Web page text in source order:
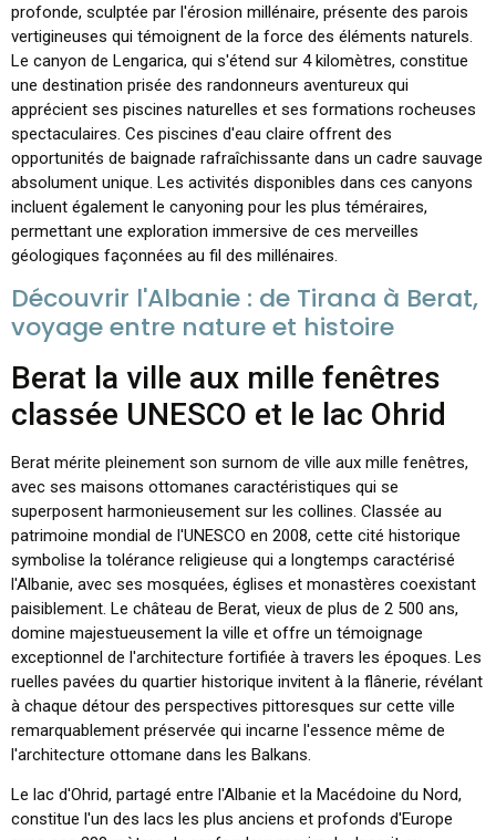
profonde, sculptée par l'érosion millénaire, présente des parois
vertigineuses qui témoignent de la force des éléments naturels.
Le canyon de Lengarica, qui s'étend sur 4 kilomètres, constitue
une destination prisée des randonneurs aventureux qui
apprécient ses piscines naturelles et ses formations rocheuses
spectaculaires. Ces piscines d'eau claire offrent des
opportunités de baignade rafraîchissante dans un cadre sauvage
absolument unique. Les activités disponibles dans ces canyons
incluent également le canyoning pour les plus téméraires,
permettant une exploration immersive de ces merveilles
géologiques façonnées au fil des millénaires.
Découvrir l'Albanie : de Tirana à Berat,
voyage entre nature et histoire
Berat la ville aux mille fenêtres
classée UNESCO et le lac Ohrid
Berat mérite pleinement son surnom de ville aux mille fenêtres,
avec ses maisons ottomanes caractéristiques qui se
superposent harmonieusement sur les collines. Classée au
patrimoine mondial de l'UNESCO en 2008, cette cité historique
symbolise la tolérance religieuse qui a longtemps caractérisé
l'Albanie, avec ses mosquées, églises et monastères coexistant
paisiblement. Le château de Berat, vieux de plus de 2 500 ans,
domine majestueusement la ville et offre un témoignage
exceptionnel de l'architecture fortifiée à travers les époques. Les
ruelles pavées du quartier historique invitent à la flânerie, révélant
à chaque détour des perspectives pittoresques sur cette ville
remarquablement préservée qui incarne l'essence même de
l'architecture ottomane dans les Balkans.
Le lac d'Ohrid, partagé entre l'Albanie et la Macédoine du Nord,
constitue l'un des lacs les plus anciens et profonds d'Europe